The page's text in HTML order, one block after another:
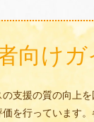
向け
支援の質の向上
を行っています